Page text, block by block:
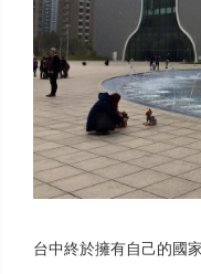
台中終於擁有自己的國